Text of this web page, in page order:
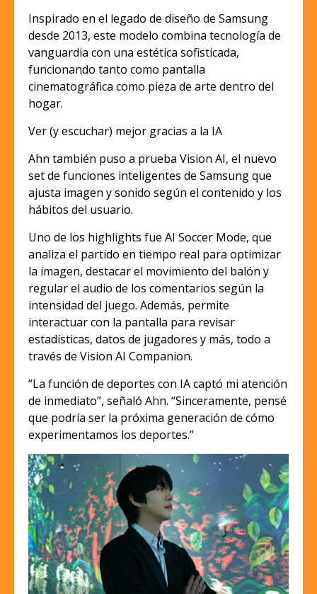
Inspirado en el legado de diseño de Samsung
desde 2013, este modelo combina tecnología de
vanguardia con una estética sofisticada,
funcionando tanto como pantalla
cinematográfica como pieza de arte dentro del
hogar.
Ver (y escuchar) mejor gracias a la IA
Ahn también puso a prueba Vision AI, el nuevo
set de funciones inteligentes de Samsung que
ajusta imagen y sonido según el contenido y los
hábitos del usuario.
Uno de los highlights fue AI Soccer Mode, que
analiza el partido en tiempo real para optimizar
la imagen, destacar el movimiento del balón y
regular el audio de los comentarios según la
intensidad del juego. Además, permite
interactuar con la pantalla para revisar
estadísticas, datos de jugadores y más, todo a
través de Vision AI Companion.
“La función de deportes con IA captó mi atención
de inmediato”, señaló Ahn. “Sinceramente, pensé
que podría ser la próxima generación de cómo
experimentamos los deportes.”